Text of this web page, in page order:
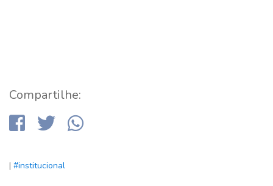
Compartilhe:
| #institucional